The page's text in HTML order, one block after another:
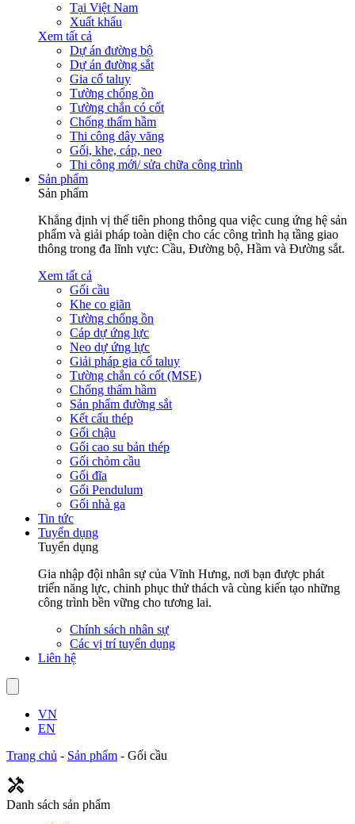
Tại Việt Nam
Xuất khẩu
Xem tất cả
Dự án đường bộ
Dự án đường sắt
Gia cố taluy
Tường chống ồn
Tường chắn có cốt
Chống thấm hầm
Thi công dây văng
Gối, khe, cáp, neo
Thi công mới/ sửa chữa công trình
Sản phẩm
Sản phẩm
Khẳng định vị thế tiên phong thông qua việc cung ứng hệ sản
phẩm và giải pháp toàn diện cho các công trình hạ tầng giao
thông trong đa lĩnh vực: Cầu, Đường bộ, Hầm và Đường sắt.
Xem tất cả
Gối cầu
Khe co giãn
Tường chống ồn
Cáp dự ứng lực
Neo dự ứng lực
Giải pháp gia cố taluy
Tường chắn có cốt (MSE)
Chống thấm hầm
Sản phẩm đường sắt
Kết cấu thép
Gối chậu
Gối cao su bản thép
Gối chỏm cầu
Gối đĩa
Gối Pendulum
Gối nhà ga
Tin tức
Tuyển dụng
Tuyển dụng
Gia nhập đội nhân sự của Vĩnh Hưng, nơi bạn được phát
triển năng lực, chinh phục thử thách và cùng kiến tạo những
công trình bền vững cho tương lai.
Chính sách nhân sự
Các vị trí tuyển dụng
Liên hệ
VN
EN
Trang chủ - Sản phẩm - Gối cầu
Danh sách sản phẩm